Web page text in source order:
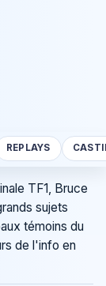
REPLAYS
TF1, Bruce
sujets
témoins du
de l'info en